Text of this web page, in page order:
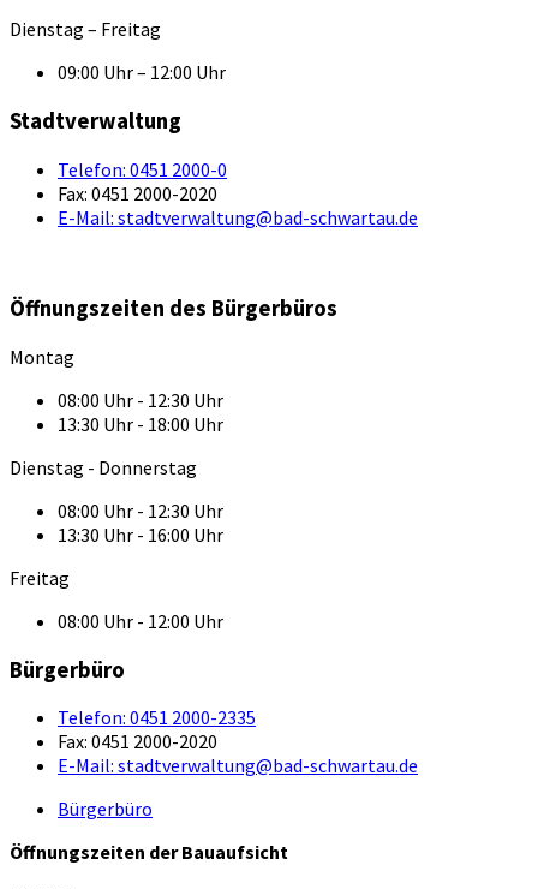
Dienstag – Freitag
09:00 Uhr – 12:00 Uhr
Stadtverwaltung
Telefon: 0451 2000-0
Fax: 0451 2000-2020
E-Mail: stadtverwaltung@bad-schwartau.de
Öffnungszeiten des Bürgerbüros
Montag
08:00 Uhr - 12:30 Uhr
13:30 Uhr - 18:00 Uhr
Dienstag - Donnerstag
08:00 Uhr - 12:30 Uhr
13:30 Uhr - 16:00 Uhr
Freitag
08:00 Uhr - 12:00 Uhr
Bürgerbüro
Telefon: 0451 2000-2335
Fax: 0451 2000-2020
E-Mail: stadtverwaltung@bad-schwartau.de
Bürgerbüro
Öffnungszeiten der Bauaufsicht